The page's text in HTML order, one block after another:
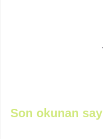
Son okunan